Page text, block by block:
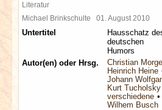
Literatur
Michael Brinkschulte 01. August 2010
Untertitel
Hausschatz
deutschen
Humors
Autor(en) oder Hrsg.
Christian
Heinrich Heine
Johann
Kurt Tucholsky
verschiedene
Wilhem Busch